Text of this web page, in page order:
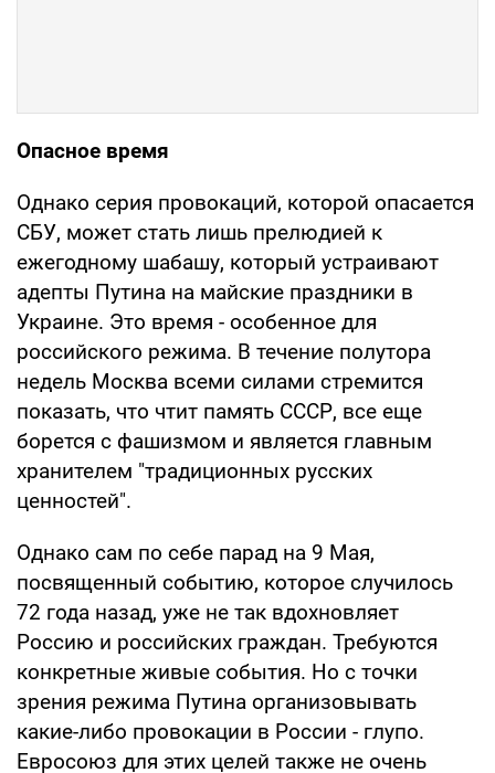
Опасное время
Однако серия провокаций, которой опасается
СБУ, может стать лишь прелюдией к
ежегодному шабашу, который устраивают
адепты Путина на майские праздники в
Украине. Это время - особенное для
российского режима. В течение полутора
недель Москва всеми силами стремится
показать, что чтит память СССР, все еще
борется с фашизмом и является главным
хранителем "традиционных русских
ценностей".
Однако сам по себе парад на 9 Мая,
посвященный событию, которое случилось
72 года назад, уже не так вдохновляет
Россию и российских граждан. Требуются
конкретные живые события. Но с точки
зрения режима Путина организовывать
какие-либо провокации в России - глупо.
Евросоюз для этих целей также не очень